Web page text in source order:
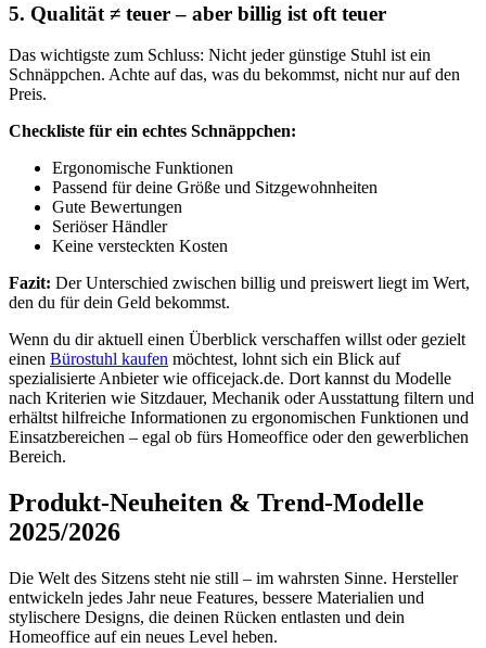
5. Qualität ≠ teuer – aber billig ist oft teuer
Das wichtigste zum Schluss: Nicht jeder günstige Stuhl ist ein
Schnäppchen. Achte auf das, was du bekommst, nicht nur auf den
Preis.
Checkliste für ein echtes Schnäppchen:
Ergonomische Funktionen
Passend für deine Größe und Sitzgewohnheiten
Gute Bewertungen
Seriöser Händler
Keine versteckten Kosten
Fazit: Der Unterschied zwischen billig und preiswert liegt im Wert,
den du für dein Geld bekommst.
Wenn du dir aktuell einen Überblick verschaffen willst oder gezielt
einen Bürostuhl kaufen möchtest, lohnt sich ein Blick auf
spezialisierte Anbieter wie officejack.de. Dort kannst du Modelle
nach Kriterien wie Sitzdauer, Mechanik oder Ausstattung filtern und
erhältst hilfreiche Informationen zu ergonomischen Funktionen und
Einsatzbereichen – egal ob fürs Homeoffice oder den gewerblichen
Bereich.
Produkt-Neuheiten & Trend-Modelle
2025/2026
Die Welt des Sitzens steht nie still – im wahrsten Sinne. Hersteller
entwickeln jedes Jahr neue Features, bessere Materialien und
stylischere Designs, die deinen Rücken entlasten und dein
Homeoffice auf ein neues Level heben.